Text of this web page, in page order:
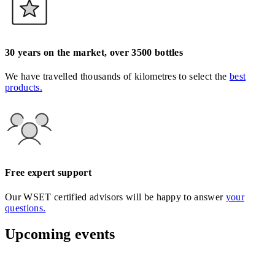
30 years on the market, over 3500 bottles
We have travelled thousands of kilometres to select the best
products.
Free expert support
Our WSET certified advisors will be happy to answer your
questions.
Upcoming events